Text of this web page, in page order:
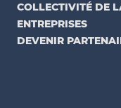
COLLECTIVITÉ DE
ENTREPRISES
DEVENIR